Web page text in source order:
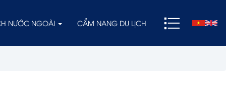
NƯỚC NGOÀI CẨM NANG DU LỊCH